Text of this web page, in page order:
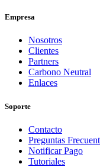
Empresa
Nosotros
Clientes
Partners
Carbono Neutral
Enlaces
Soporte
Contacto
Preguntas
Notificar Pago
Tutoriales